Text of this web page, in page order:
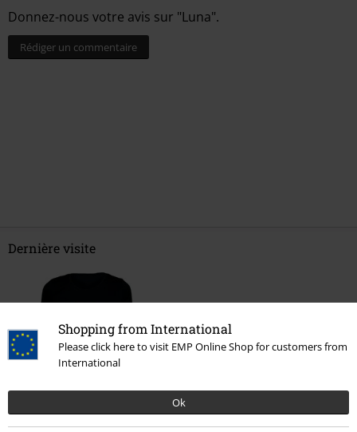
Shopping from International
Please click here to visit EMP Online Shop for customers from
International
Ok
Donnez-nous votre avis sur "Luna".
Rédiger un commentaire
Dernière visite
PVC€ 24,99
€ 19,99